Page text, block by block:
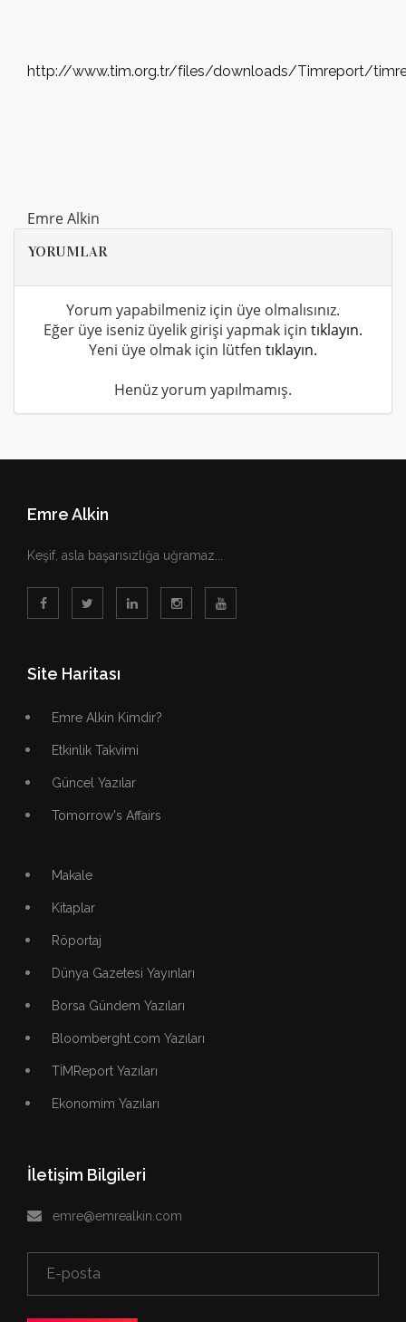
http://www.tim.org.tr/files/downloads/Timreport/
Emre Alkin
YORUMLAR
Yorum yapabilmeniz için üye olmalısınız.
Eğer üye iseniz üyelik girişi yapmak için tıklayın.
Yeni üye olmak için lütfen tıklayın.
Henüz yorum yapılmamış.
Emre Alkin
Keşif, asla başarısızlığa uğramaz...
Site Haritası
Emre Alkin Kimdir?
Etkinlik Takvimi
Güncel Yazılar
Tomorrow's Affairs
Makale
Kitaplar
Röportaj
Dünya Gazetesi Yayınları
Borsa Gündem Yazıları
Bloomberght.com Yazıları
TİMReport Yazıları
Ekonomim Yazıları
İletişim Bilgileri
emre@emrealkin.com